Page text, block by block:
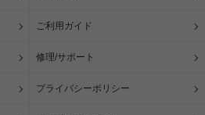
ご利用ガイド
修理/サポート
プライバシーポリシー